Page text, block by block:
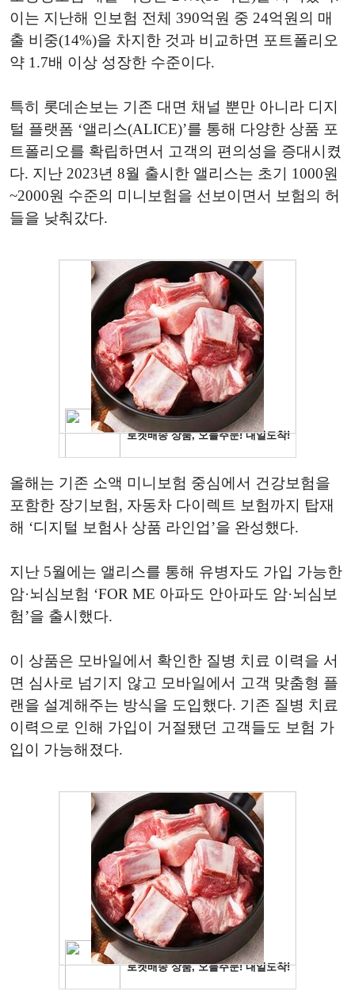
이는 지난해 인보험 전체 390억원 중 24억원의 매
출 비중(14%)을 차지한 것과 비교하면 포트폴리오
약 1.7배 이상 성장한 수준이다.
특히 롯데손보는 기존 대면 채널 뿐만 아니라 디지
털 플랫폼 ‘앨리스(ALICE)’를 통해 다양한 상품 포
트폴리오를 확립하면서 고객의 편의성을 증대시켰
다. 지난 2023년 8월 출시한 앨리스는 초기 1000원
~2000원 수준의 미니보험을 선보이면서 보험의 허
들을 낮춰갔다.
올해는 기존 소액 미니보험 중심에서 건강보험을
포함한 장기보험, 자동차 다이렉트 보험까지 탑재
해 ‘디지털 보험사 상품 라인업’을 완성했다.
지난 5월에는 앨리스를 통해 유병자도 가입 가능한
암·뇌심보험 ‘FOR ME 아파도 안아파도 암·뇌심보
험’을 출시했다.
이 상품은 모바일에서 확인한 질병 치료 이력을 서
면 심사로 넘기지 않고 모바일에서 고객 맞춤형 플
랜을 설계해주는 방식을 도입했다. 기존 질병 치료
이력으로 인해 가입이 거절됐던 고객들도 보험 가
입이 가능해졌다.